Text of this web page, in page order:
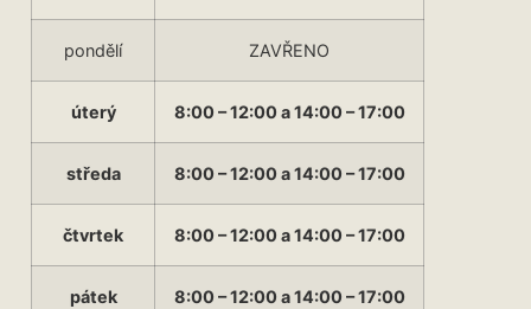
pondělí ZAVŘENO
úterý 8:00 – 12:00 a 14:00 – 17:00
středa 8:00 – 12:00 a 14:00 – 17:00
čtvrtek 8:00 – 12:00 a 14:00 – 17:00
pátek 8:00 – 12:00 a 14:00 – 17:00